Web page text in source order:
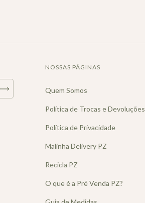
NOSSAS PÁGINAS
Quem Somos
Política de Trocas e Devoluções
Política de Privacidade
Malinha Delivery PZ
Recicla PZ
O que é a Pré Venda PZ?